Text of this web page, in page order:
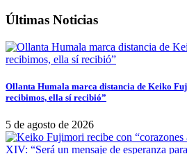
Últimas Noticias
Ollanta Humala marca distancia de Keiko
recibimos, ella sí recibió”
5 de agosto de 2026